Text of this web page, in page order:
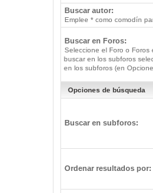
Buscar autor:
Emplee * como comodín
Buscar en Foros:
Seleccione el Foro o Foros
buscar en los subforos
en los subforos (en
Opciones de búsqueda
Buscar en subforos:
Ordenar resultados por: